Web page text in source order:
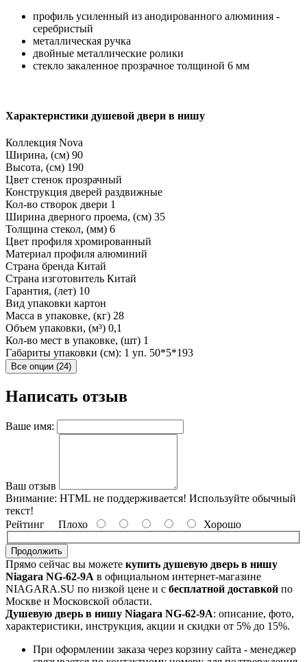
профиль усиленный из анодированного алюминия -
серебристый
металлическая ручка
двойные металлические ролики
стекло закаленное прозрачное толщиной 6 мм
Характеристики душевой двери в нишу
Коллекция Nova
Ширина, (см) 90
Высота, (см) 190
Цвет стенок прозрачный
Конструкция дверей раздвижные
Кол-во створок двери 1
Ширина дверного проема, (см) 35
Толщина стекол, (мм) 6
Цвет профиля хромированный
Материал профиля алюминий
Страна бренда Китай
Страна изготовитель Китай
Гарантия, (лет) 10
Вид упаковки картон
Масса в упаковке, (кг) 28
Объем упаковки, (м³) 0,1
Кол-во мест в упаковке, (шт) 1
Габариты упаковки (см): 1 уп. 50*5*193
Все опции (24)
Написать отзыв
Ваше имя:
Ваш отзыв
Внимание: HTML не поддерживается! Используйте обычный
текст!
Рейтинг Плохо Хорошо
Продолжить
Прямо сейчас вы можете купить душевую дверь в нишу
Niagara NG-62-9A в официальном интернет-магазине
NIAGARA.SU по низкой цене и с бесплатной доставкой по
Москве и Московской области.
Душевую дверь в нишу Niagara NG-62-9A: описание, фото,
характеристики, инструкция, акции и скидки от 5% до 15%.
При оформлении заказа через корзину сайта - менеджер